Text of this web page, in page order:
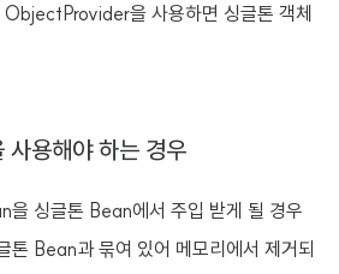
을 사용하면 싱글톤 객체
용해야 하는 경우
을 싱글톤 Bean에서 주입 받게 될 경우
톤 Bean과 묶여 있어 메모리에서 제거되